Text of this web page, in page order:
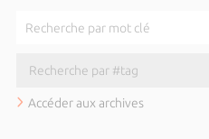
Accéder aux archives